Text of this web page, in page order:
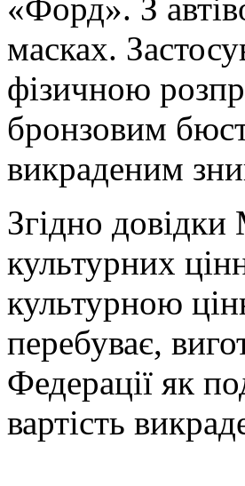
«Форд». З
масках.
фізичною
бронзовим
викраденим
Згідно
культурних
культурною
перебуває,
Федерації як
вартість